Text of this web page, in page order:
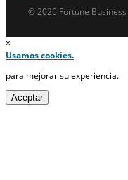
© 2026 Fortune
×
Usamos cookies.
para mejorar su experiencia.
Aceptar